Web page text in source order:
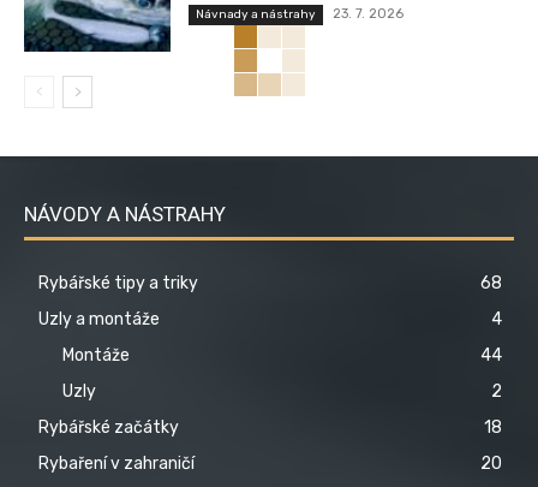
Návnady a nástrahy 23. 7. 2026
NÁVODY A NÁSTRAHY
Rybářské tipy a triky
68
Uzly a montáže
4
Montáže
44
Uzly
2
Rybářské začátky
18
Rybaření v zahraničí
20